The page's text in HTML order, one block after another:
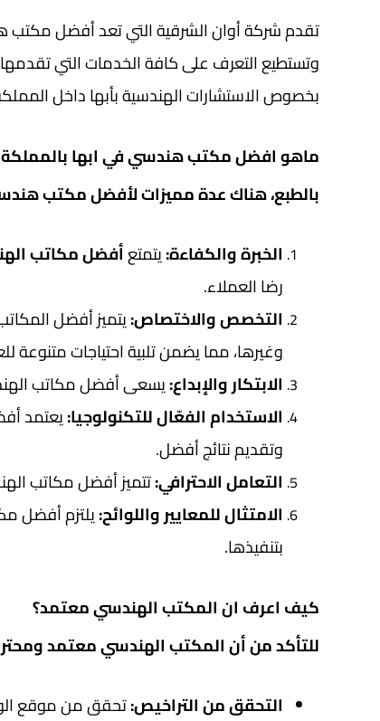
تقدم شركة أوان الشرقية التي تعد أفضل مكتب
وتستطيع التعرف على كافة الخدمات التي
بخصوص الاستشارات الهندسية بأبها داخل
ماهو افضل مكتب هندسي في ابها بالمملكة
بالطبع، هناك عدة مميزات لأفضل مكتب
الخبرة والكفاءة:يتمتعأفضل مكاتب
رضا العملاء.
التخصص والاختصاص:يتميز أفضل
وغيرها، مما يضمن تلبية احتياجات متنوعة
الابتكار والإبداع:يسعى أفضل مكاتب
الاستخدام الفعّال للتكنولوجيا:يعتمد
وتقديم نتائج أفضل.
التعامل الاحترافي:تتميز أفضل مكاتب
الامتثال للمعايير واللوائح:يلتزم أفضل
بتنفيذها.
كيف اعرف ان المكتب الهندسي معتمد؟
للتأكد من أن المكتب الهندسي معتمد
التحقق من التراخيص:تحقق من موقع